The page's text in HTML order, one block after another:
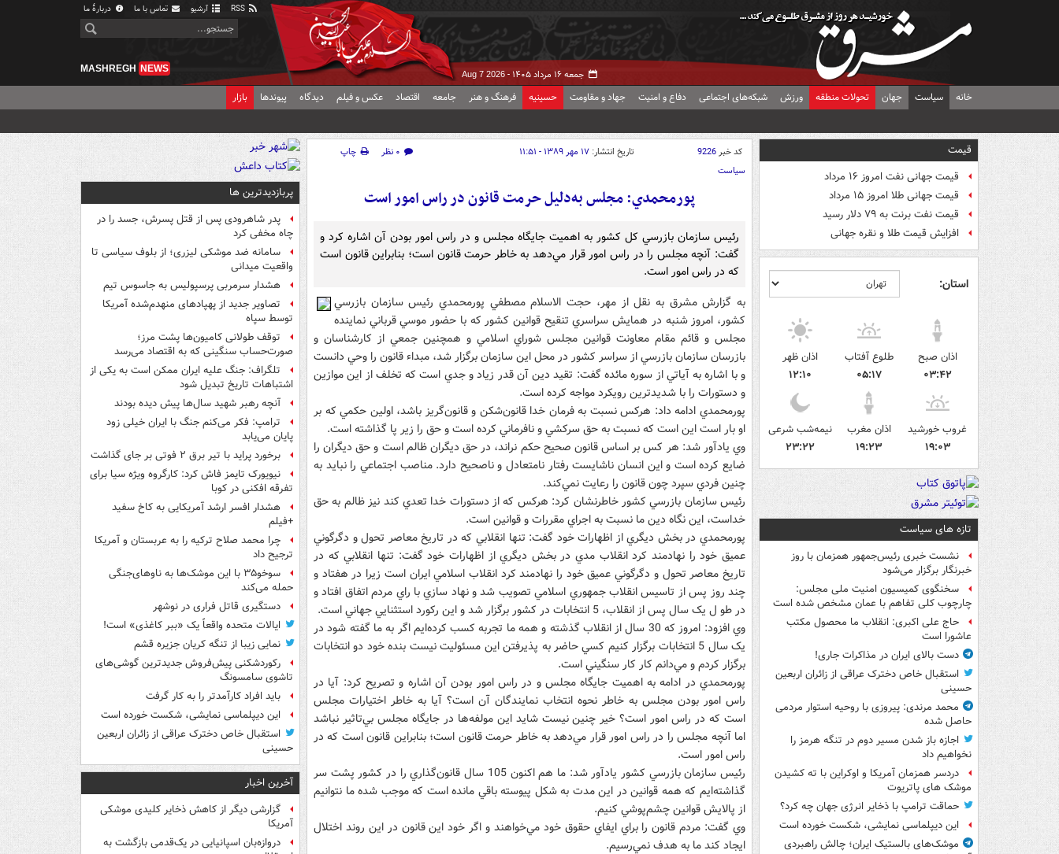
آرشیو تماس با ما دربارهٔ ما
جمعه ۱۶ مرداد ۱۴۰۵ - Aug 7 2026
MASHREGH NEWS
خانه سیاست جهان تحولات منطقه ورزش شبکه‌های اجتماعی دفاع و امنیت جهاد و مقاومت حسینیه فرهنگ و هنر جامعه اقتصاد عکس و فیلم دیدگاه پیوندها بازار
قیمت
قیمت جهانی نفت امروز ۱۶ مرداد
قیمت جهانی طلا امروز ۱۵ مرداد
قیمت نفت برنت به ۷۹ دلار رسید
افزایش قیمت طلا و نقره جهانی
استان:
اذان صبح
۰۳:۴۲
طلوع آفتاب
۰۵:۱۷
اذان ظهر
۱۲:۱۰
غروب خورشید
۱۹:۰۳
اذان مغرب
۱۹:۲۳
نیمه‌شب شرعی
۲۳:۲۲
تازه های سیاست
نشست خبری رئیس‌جمهور همزمان با روز
خبرنگار برگزار می‌شود
سخنگوی کمیسیون امنیت ملی مجلس:
چارچوب کلی تفاهم با عمان مشخص شده است
حاج علی اکبری: انقلاب ما محصول مکتب
عاشورا است
دست بالای ایران در مذاکرات جاری!
استقبال خاص دخترک عراقی از زائران اربعین
حسینی
محمد مرندی: پیروزی با روحیه استوار مردمی
حاصل شده
اجازه باز شدن مسیر دوم در تنگه هرمز را
نخواهیم داد
دردسر همزمان آمریکا و اوکراین با ته کشیدن
موشک های پاتریوت
حماقت ترامپ با ذخایر انرژی جهان چه کرد؟
این دیپلماسی نمایشی، شکست خورده است
موشک‌های بالستیک ایران؛ چالش راهبردی
کد خبر9226 تاریخ انتشار: ۱۷ مهر ۱۳۸۹ - ۱۱:۵۱ ۰ نظر
چاپ
سیاست
پورمحمدي: مجلس به‌دليل حرمت قانون در راس امور است
رئيس سازمان بازرسي کل کشور به اهميت جايگاه مجلس و در راس امور بودن آن اشاره کرد و
گفت: آنچه مجلس را در راس امور قرار مي‌دهد به خاطر حرمت قانون است؛ بنابراين قانون است
که در راس امور است.
به گزارش مشرق به نقل از مهر، حجت الاسلام مصطفي پورمحمدي رئيس سازمان بازرسي
کشور، امروز شنبه در همايش سراسري تنقيح قوانين کشور که با حضور موسي قرباني نماينده
مجلس و قائم مقام معاونت قوانين مجلس شوراي اسلامي و همچنين جمعي از کارشناسان و
بازرسان سازمان بازرسي از سراسر کشور در محل اين سازمان برگزار شد، مبداء قانون را وحي دانست
و با اشاره به آياتي از سوره مائده گفت: تقيد دين آن قدر زياد و جدي است که تخلف از اين موازين
و دستورات را با شديدترين رويکرد مواجه کرده است.
پورمحمدي ادامه داد: هرکس نسبت به فرمان خدا قانون‌شکن و قانون‌گريز باشد، اولين حکمي که بر
او بار است اين است که نسبت به حق سرکشي و نافرماني کرده است و حق را زير پا گذاشته است.
وي يادآور شد: هر کس بر اساس قانون صحيح حکم نراند، در حق ديگران ظالم است و حق ديگران را
ضايع کرده است و اين انسان ناشايست رفتار نامتعادل و ناصحيح دارد. مناصب اجتماعي را نبايد به
چنين فردي سپرد چون قانون را رعايت نمي‌کند.
رئيس سازمان بازرسي کشور خاطرنشان کرد: هرکس که از دستورات خدا تعدي کند نيز ظالم به حق
خداست، اين نگاه دين ما نسبت به اجراي مقررات و قوانين است.
پورمحمدي در بخش ديگري از اظهارات خود گفت: تنها انقلابي که در تاريخ معاصر تحول و دگرگوني
عميق خود را نهادمند کرد انقلاب مدي در بخش ديگري از اظهارات خود گفت: تنها انقلابي که در
تاريخ معاصر تحول و دگرگوني عميق خود را نهادمند کرد انقلاب اسلامي ايران است زيرا در هفتاد و
چند روز پس از تاسيس انقلاب جمهوري اسلامي تصويب شد و نهاد سازي با راي مردم اتفاق افتاد و
در طو ل يک سال پس از انقلاب، 5 انتخابات در کشور برگزار شد و اين رکورد استثنايي جهاني است.
وي افزود: امروز که 30 سال از انقلاب گذشته و همه ما تجربه کسب کرده‌ايم اگر به ما گفته شود در
يک سال 5 انتخابات برگزار کنيم کسي حاضر به پذيرفتن اين مسئوليت نيست بنده خود دو انتخابات
برگزار کردم و مي‌دانم کار کار سنگيني است.
پورمحمدي در ادامه به اهميت جايگاه مجلس و در راس امور بودن آن اشاره و تصريح کرد: آيا در
راس امور بودن مجلس به خاطر نحوه انتخاب نمايندگان آن است؟ آيا به خاطر اختيارات مجلس
است که در راس امور است؟ خير چنين نيست شايد اين مولفه‌ها در جايگاه مجلس بي‌تاثير نباشد
اما آنچه مجلس را در راس امور قرار مي‌دهد به خاطر حرمت قانون است؛ بنابراين قانون است که در
راس امور است.
رئيس سازمان بازرسي کشور يادآور شد: ما هم اکنون 105 سال قانون‌گذاري را در کشور پشت سر
گذاشته‌ايم که همه قوانين در اين مدت به شکل پيوسته باقي مانده است که موجب شده ما نتوانيم
از پالايش قوانين چشم‌پوشي کنيم.
وي گفت: مردم قانون را براي ايفاي حقوق خود مي‌خواهند و اگر خود اين قانون در اين روند اختلال
ايجاد کند ما به هدف نمي‌رسيم.
پربازدیدترین ها
پدر شاهرودی پس از قتل پسرش، جسد را در
چاه مخفی کرد
سامانه ضد موشکی لیزری؛ از بلوف سیاسی تا
واقعیت میدانی
هشدار سرمربی پرسپولیس به جاسوس تیم
تصاویر جدید از پهپادهای منهدم‌شده آمریکا
توسط سپاه
توقف طولانی کامیون‌ها پشت مرز؛
صورت‌حساب سنگینی که به اقتصاد می‌رسد
تلگراف: جنگ علیه ایران ممکن است به یکی از
اشتباهات تاریخ تبدیل شود
آنچه رهبر شهید سال‌ها پیش دیده بودند
ترامپ: فکر می‌کنم جنگ با ایران خیلی زود
پایان می‌یابد
برخورد پراید با تیر برق ۲ فوتی بر جای گذاشت
نیویورک تایمز فاش کرد: کارگروه ویژه سیا برای
تفرقه افکنی در کوبا
هشدار افسر ارشد آمریکایی به کاخ سفید
+فیلم
چرا محمد صلاح ترکیه را به عربستان و آمریکا
ترجیح داد
سوخو۳۵ با این موشک‌ها به ناوهای‌جنگی
حمله می‌کند
دستگیری قاتل فراری در نوشهر
ایالات متحده واقعاً یک «ببر کاغذی» است!
نمایی زیبا از تنگه کریان جزیره قشم
رکوردشکنی پیش‌فروش جدیدترین گوشی‌های
تاشوی سامسونگ
باید افراد کارآمدتر را به کار گرفت
این دیپلماسی نمایشی، شکست خورده است
استقبال خاص دخترک عراقی از زائران اربعین
حسینی
آخرین اخبار
گزارشی دیگر از کاهش ذخایر کلیدی موشکی
آمریکا
دروازه‌بان اسپانیایی در یک‌قدمی بازگشت به